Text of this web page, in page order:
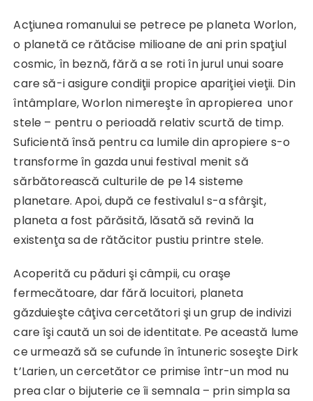
Acţiunea romanului se petrece pe planeta Worlon,
o planetă ce rătăcise milioane de ani prin spaţiul
cosmic, în beznă, fără a se roti în jurul unui soare
care să-i asigure condiţii propice apariţiei vieţii. Din
întâmplare, Worlon nimereşte în apropierea unor
stele – pentru o perioadă relativ scurtă de timp.
Suficientă însă pentru ca lumile din apropiere s-o
transforme în gazda unui festival menit să
sărbătorească culturile de pe 14 sisteme
planetare. Apoi, după ce festivalul s-a sfârşit,
planeta a fost părăsită, lăsată să revină la
existenţa sa de rătăcitor pustiu printre stele.
Acoperită cu păduri şi câmpii, cu oraşe
fermecătoare, dar fără locuitori, planeta
găzduieşte câţiva cercetători şi un grup de indivizi
care îşi caută un soi de identitate. Pe această lume
ce urmează să se cufunde în întuneric soseşte Dirk
t’Larien, un cercetător ce primise într-un mod nu
prea clar o bijuterie ce îi semnala – prin simpla sa